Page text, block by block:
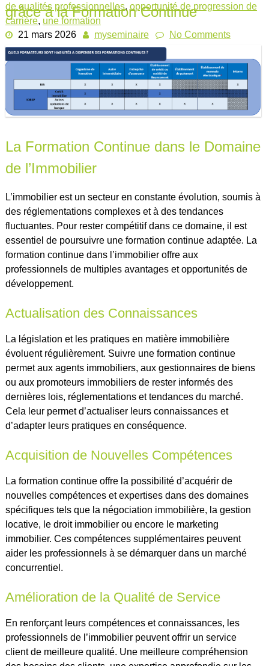
de qualités professionnelles, opportunité de progression de
carrière, une formation
grâce à la Formation Continue
21 mars 2026 myseminaire No Comments
La Formation Continue dans le Domaine
de l’Immobilier
L’immobilier est un secteur en constante évolution, soumis à
des réglementations complexes et à des tendances
fluctuantes. Pour rester compétitif dans ce domaine, il est
essentiel de poursuivre une formation continue adaptée. La
formation continue dans l’immobilier offre aux
professionnels de multiples avantages et opportunités de
développement.
Actualisation des Connaissances
La législation et les pratiques en matière immobilière
évoluent régulièrement. Suivre une formation continue
permet aux agents immobiliers, aux gestionnaires de biens
ou aux promoteurs immobiliers de rester informés des
dernières lois, réglementations et tendances du marché.
Cela leur permet d’actualiser leurs connaissances et
d’adapter leurs pratiques en conséquence.
Acquisition de Nouvelles Compétences
La formation continue offre la possibilité d’acquérir de
nouvelles compétences et expertises dans des domaines
spécifiques tels que la négociation immobilière, la gestion
locative, le droit immobilier ou encore le marketing
immobilier. Ces compétences supplémentaires peuvent
aider les professionnels à se démarquer dans un marché
concurrentiel.
Amélioration de la Qualité de Service
En renforçant leurs compétences et connaissances, les
professionnels de l’immobilier peuvent offrir un service
client de meilleure qualité. Une meilleure compréhension